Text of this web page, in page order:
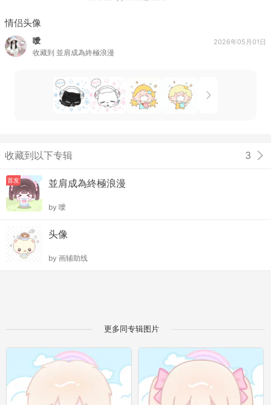
情侣头像
噯
收藏到 並肩成為終極浪漫
2026年05月01日
收藏到以下专辑 3
首发 並肩成為終極浪漫
by 噯
头像
by 画辅助线
更多同专辑图片